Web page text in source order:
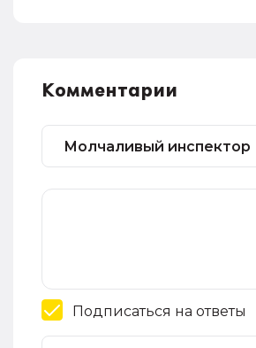
Комментарии
Подписаться на ответы